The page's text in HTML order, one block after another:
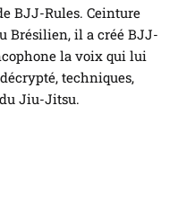
BJJ-Rules. Ceinture
Brésilien, il a créé BJJ-
la voix qui lui
techniques,
Jiu-Jitsu.